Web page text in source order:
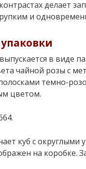
делает
и
в виде
чайной розы с
темно-
цветом.
куб с округлыми
на коробке.